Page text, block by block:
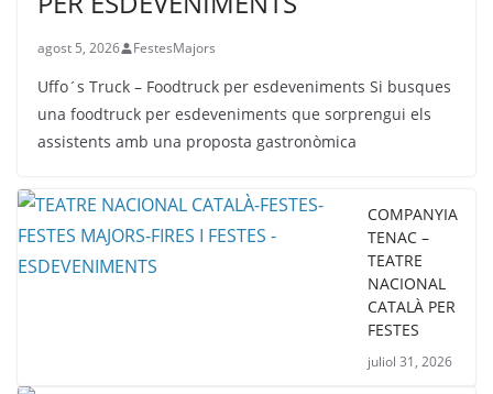
agost 5, 2026 FestesMajors
Uffo´s Truck – Foodtruck per esdeveniments Si busques
una foodtruck per esdeveniments que sorprengui els
assistents amb una proposta gastronòmica
COMPANYIA
TENAC –
TEATRE
NACIONAL
CATALÀ PER
FESTES
juliol 31, 2026